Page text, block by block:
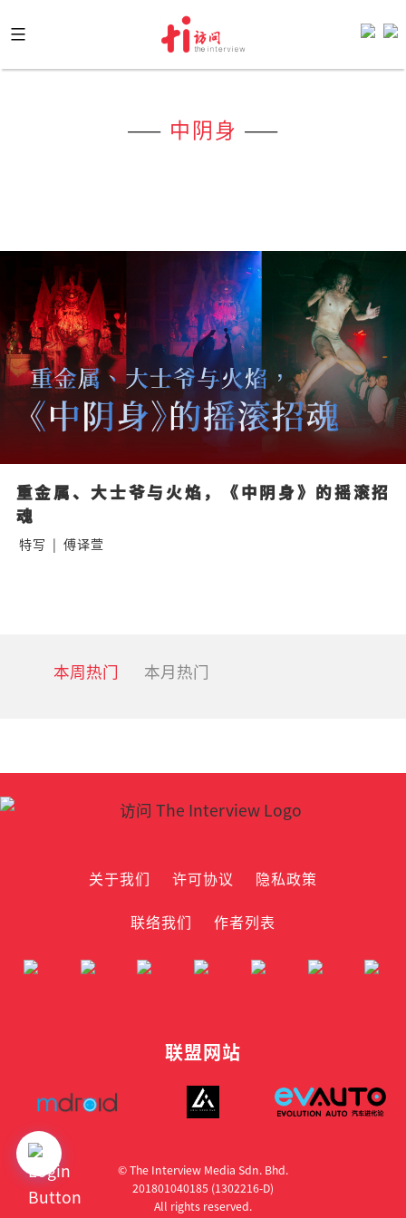
to
content
—— 中阴身 ——
重金属、大士爷与火焰，《中阴身》的摇滚招
魂
特写 | 傅译萱
本周热门 本月热门
关于我们 许可协议
隐私政策
联络我们
作者列表
联盟网站
© The Interview Media Sdn. Bhd.
201801040185 (1302216­-D)
All rights reserved.